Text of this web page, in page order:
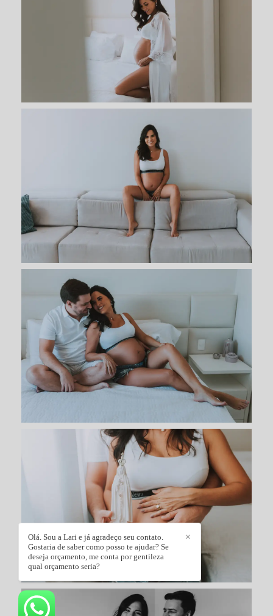
✕
Olá. Sou a Lari e já agradeço seu contato.
Gostaria de saber como posso te ajudar? Se
deseja orçamento, me conta por gentileza
qual orçamento seria?